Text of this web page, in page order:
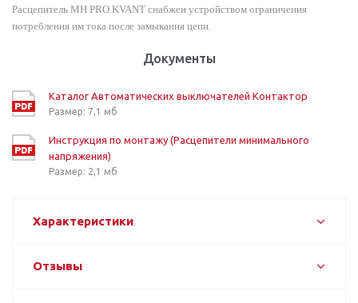
Расцепитель MH PRO.KVANT снабжен устройством ограничения
потребления им тока после замыкания цепи.
Документы
Каталог Автоматических выключателей Контактор
Размер: 7,1 мб
Инструкция по монтажу (Расцепители минимального
напряжения)
Размер: 2,1 мб
Характеристики
Отзывы